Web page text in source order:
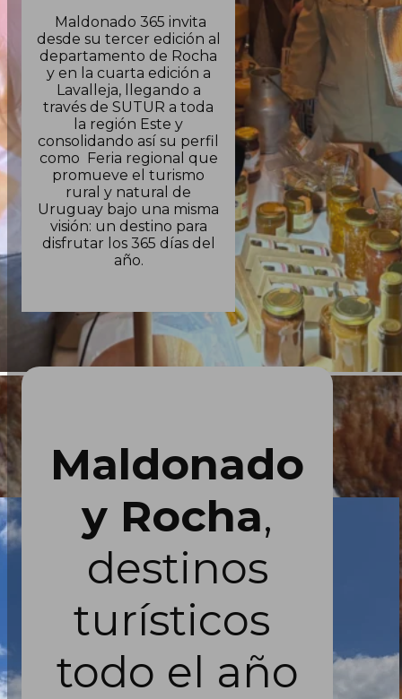
Maldonado 365 invita
desde su tercer edición al
departamento de Rocha
y en la cuarta edición a
Lavalleja, llegando a
través de SUTUR a toda
la región Este y
consolidando así su perfil
como Feria regional que
promueve el turismo
rural y natural de
Uruguay bajo una misma
visión: un destino para
disfrutar los 365 días del
año.
Maldonado
y Rocha,
destinos
turísticos
todo el año